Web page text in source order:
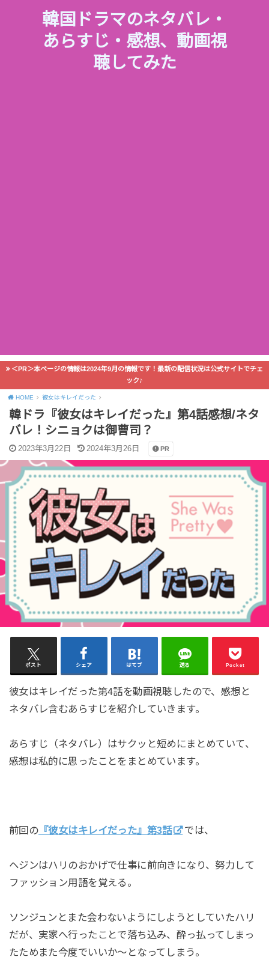
韓国ドラマのネタバレ・
あらすじ・感想、動画視
聴してみた
＜PR＞本ページの情報は2024年9月の情報です！最新の配信状況は公式サイトでチェ
ック♪
HOME 彼女はキレイだった
韓ドラ『彼女はキレイだった』第4話感想/ネタ
バレ！シニョクは御曹司？
2023年3月22日 2024年3月26日 PR
ポスト シェア はてブ 送る Pocket
彼女はキレイだった第4話を動画視聴したので、感想と
ネタバレ含むあらすじを紹介していきます。
あらすじ（ネタバレ）はサクッと短めにまとめていて、
感想は私的に思ったことをまとめています。
前回の 『彼女はキレイだった』第3話 では、
ヘジンはハリのおかげで仕事に前向きになり、努力して
ファッション用語を覚える。
ソンジュンとまた会わないようにしようとしていたハリ
だが、実家へ行ったことで落ち込み、酔っ払ってしまっ
たためまた今度でいいか～となってしまう。